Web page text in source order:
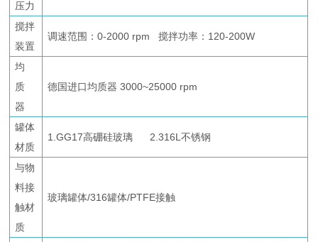
压力
搅拌
装置
调速范围：0-2000 rpm 搅拌功率：120-200W
均
质
器
德国进口均质器 3000~25000 rpm
罐体
材质
1.GG17高硼硅玻璃 2.316L不锈钢
与物
料接
触材
质
玻璃罐体/316罐体/PTFE接触